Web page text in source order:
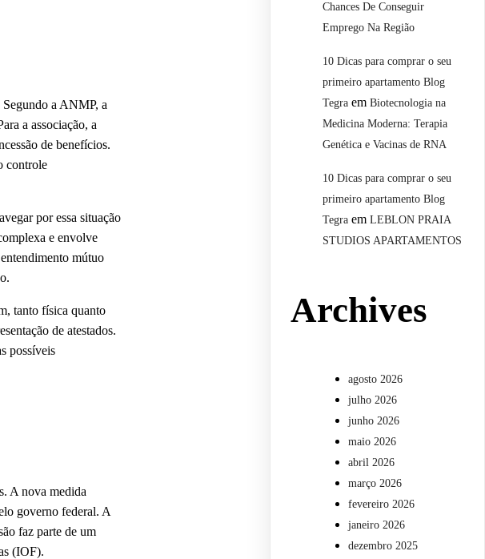
Segundo a ANMP, a
a associação, a
de benefícios.
controle
por essa situação
e envolve
mútuo
tanto física quanto
de atestados.
possíveis
A nova medida
governo federal. A
faz parte de um
(IOF).
Chances De Conseguir
Emprego Na Região
10 Dicas para comprar o seu
primeiro apartamento Blog
Tegra emBiotecnologia na
Medicina Moderna: Terapia
Genética e Vacinas de RNA
10 Dicas para comprar o seu
primeiro apartamento Blog
Tegra emLEBLON PRAIA
STUDIOS APARTAMENTOS
Archives
agosto 2026
julho 2026
junho 2026
maio 2026
abril 2026
março 2026
fevereiro 2026
janeiro 2026
dezembro 2025